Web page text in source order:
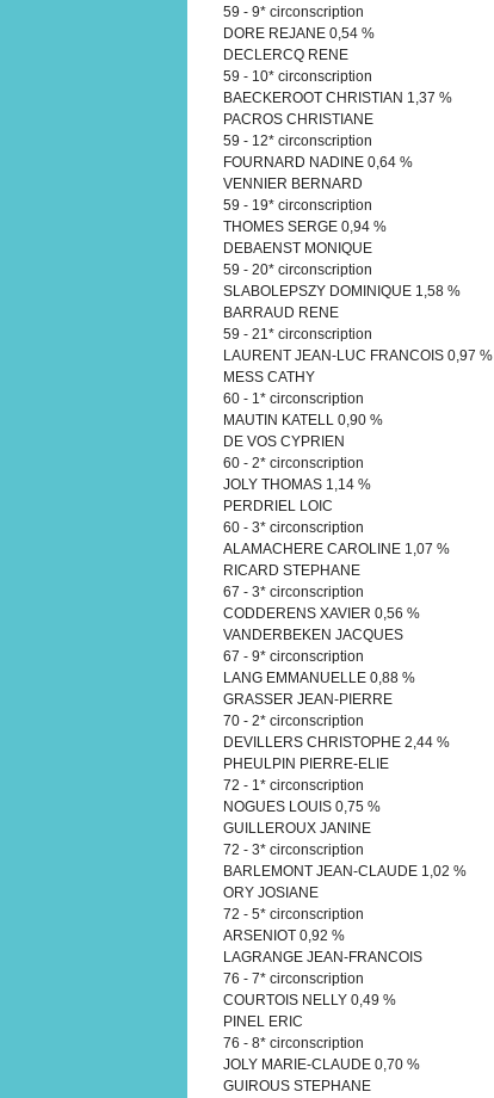
59 - 9* circonscription
DORE REJANE 0,54 %
DECLERCQ RENE
59 - 10* circonscription
BAECKEROOT CHRISTIAN 1,37 %
PACROS CHRISTIANE
59 - 12* circonscription
FOURNARD NADINE 0,64 %
VENNIER BERNARD
59 - 19* circonscription
THOMES SERGE 0,94 %
DEBAENST MONIQUE
59 - 20* circonscription
SLABOLEPSZY DOMINIQUE 1,58 %
BARRAUD RENE
59 - 21* circonscription
LAURENT JEAN-LUC FRANCOIS 0,97 %
MESS CATHY
60 - 1* circonscription
MAUTIN KATELL 0,90 %
DE VOS CYPRIEN
60 - 2* circonscription
JOLY THOMAS 1,14 %
PERDRIEL LOIC
60 - 3* circonscription
ALAMACHERE CAROLINE 1,07 %
RICARD STEPHANE
67 - 3* circonscription
CODDERENS XAVIER 0,56 %
VANDERBEKEN JACQUES
67 - 9* circonscription
LANG EMMANUELLE 0,88 %
GRASSER JEAN-PIERRE
70 - 2* circonscription
DEVILLERS CHRISTOPHE 2,44 %
PHEULPIN PIERRE-ELIE
72 - 1* circonscription
NOGUES LOUIS 0,75 %
GUILLEROUX JANINE
72 - 3* circonscription
BARLEMONT JEAN-CLAUDE 1,02 %
ORY JOSIANE
72 - 5* circonscription
ARSENIOT 0,92 %
LAGRANGE JEAN-FRANCOIS
76 - 7* circonscription
COURTOIS NELLY 0,49 %
PINEL ERIC
76 - 8* circonscription
JOLY MARIE-CLAUDE 0,70 %
GUIROUS STEPHANE